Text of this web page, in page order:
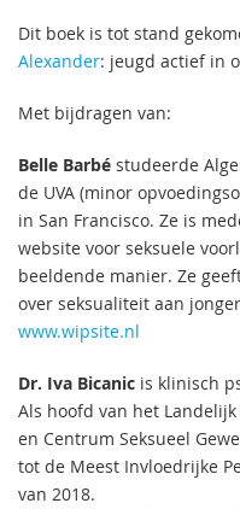
Dit boek is tot stand
Alexander: jeugd actief in
Met bijdragen van:
Belle Barbé studeerde
de UVA (minor
in San Francisco. Ze is
website voor seksuele
beeldende manier. Ze
over seksualiteit aan
www.wipsite.nl
Dr. Iva Bicanic is klinisch
Als hoofd van het
en Centrum Seksueel
tot de Meest Invloedrijke
van 2018.